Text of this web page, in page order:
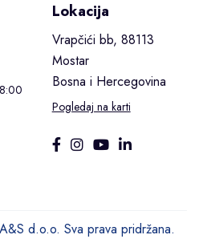
Lokacija
Vrapčići bb, 88113
Mostar
Bosna i Hercegovina
Pogledaj na karti
d.o.o. Sva prava pridržana.